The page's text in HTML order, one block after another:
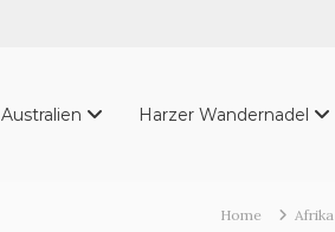
Australien Harzer Wandernadel
Home Afrika